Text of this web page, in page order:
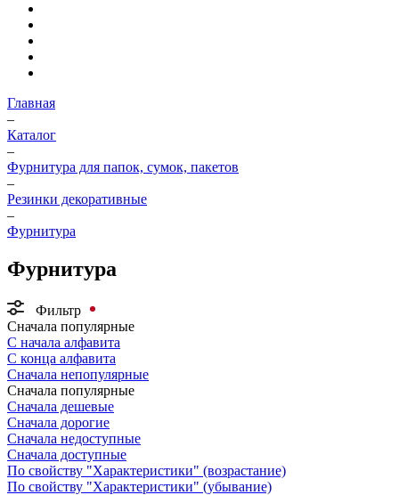
Главная
–
Каталог
–
Фурнитура для папок, сумок, пакетов
–
Резинки декоративные
–
Фурнитура
Фурнитура
Фильтр
Сначала популярные
С начала алфавита
С конца алфавита
Сначала непопулярные
Сначала популярные
Сначала дешевые
Сначала дорогие
Сначала недоступные
Сначала доступные
По свойству "Характеристики" (возрастание)
По свойству "Характеристики" (убывание)